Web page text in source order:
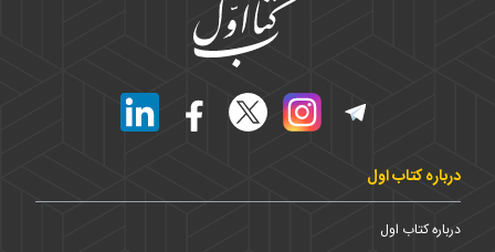
درباره کتاب اول
درباره کتاب اول